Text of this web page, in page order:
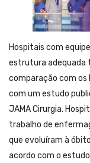
Hospitais com
estrutura adequada
comparação com os
com um estudo
JAMA Cirurgia.
trabalho de
que evoluíram à
acordo com o